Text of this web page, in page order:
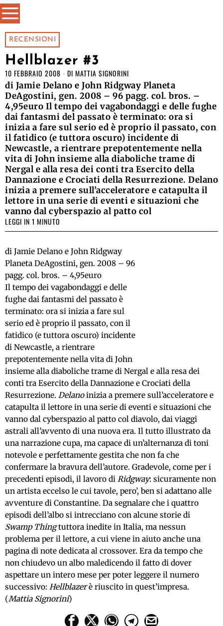
RECENSIONI
Hellblazer #3
10 FEBBRAIO 2008 DI MATTIA SIGNORINI
di Jamie Delano e John Ridgway Planeta
DeAgostini, gen. 2008 – 96 pagg. col. bros. –
4,95euro Il tempo dei vagabondaggi e delle fughe
dai fantasmi del passato è terminato: ora si
inizia a fare sul serio ed è proprio il passato, con
il fatidico (e tuttora oscuro) incidente di
Newcastle, a rientrare prepotentemente nella
vita di John insieme alla diaboliche trame di
Nergal e alla resa dei conti tra Esercito della
Dannazione e Crociati della Resurrezione. Delano
inizia a premere sull’acceleratore e catapulta il
lettore in una serie di eventi e situazioni che
vanno dal cyberspazio al patto col
LEGGI IN 1 MINUTO
di Jamie Delano e John Ridgway
Planeta DeAgostini, gen. 2008 – 96
pagg. col. bros. – 4,95euro
Il tempo dei vagabondaggi e delle
fughe dai fantasmi del passato è
terminato: ora si inizia a fare sul
serio ed è proprio il passato, con il
fatidico (e tuttora oscuro) incidente
di Newcastle, a rientrare
prepotentemente nella vita di John
insieme alla diaboliche trame di Nergal e alla resa dei
conti tra Esercito della Dannazione e Crociati della
Resurrezione. Delanoinizia a premere sull’acceleratore e
catapulta il lettore in una serie di eventi e situazioni che
vanno dal cyberspazio al patto col diavolo, dai viaggi
astrali all’avvento di una nuova era. Il tutto illustrato da
una narrazione cupa, ma capace di un’alternanza di toni
notevole e perfettamente gestita che non fa che
confermare la bravura dell’autore. Gradevole, come per i
precedenti episodi, il lavoro di Ridgway: sicuramente non
un artista eccelso le cui tavole, pero’, ben si adattano alle
avventure di Constantine. Da segnalare che i quattro
episodi dell’albo si intrecciano con alcune storie di
Swamp Thingtuttora inedite in Italia, ma nessun
problema per il lettore, a cui viene in aiuto anche una
pagina di note dedicata al crossover. Era da tempo che
non chiudevo un albo maledicendo il fatto di dover
aspettare un intero mese per poter leggere il numero
successivo: Hellblazerè riuscito in quest’impresa.
(Mattia Signorini)